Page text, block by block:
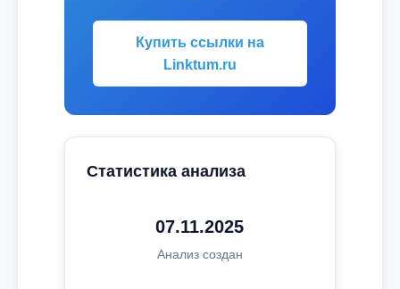
Купить ссылки на
Linktum.ru
Статистика анализа
07.11.2025
Анализ создан